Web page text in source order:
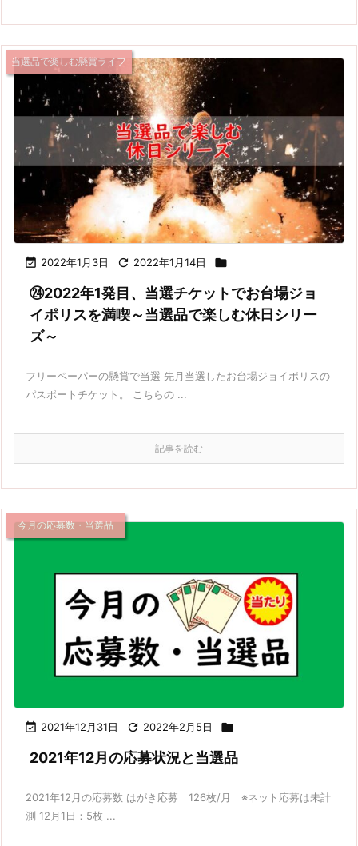
 2022年1月3日  2022年1月14日 
当選品で楽しむ懸賞ライフ
㉔2022年1発目、当選チケットでお台場ジョ
イポリスを満喫～当選品で楽しむ休日シリー
ズ～
フリーペーパーの懸賞で当選 先月当選したお台場ジョイポリスの
パスポートチケット。 こちらの ...
記事を読む
 2021年12月31日  2022年2月5日 
今月の応募数・当選品
2021年12月の応募状況と当選品
2021年12月の応募数 はがき応募 126枚/月 ※ネット応募は未計
測 12月1日：5枚 ...